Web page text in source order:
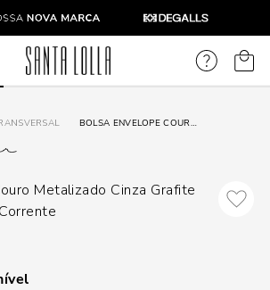
BOLSA ENVELOPE COURO METALIZADO CINZA GRAFITE ALÇA TRANSVERSAL CORRENTE
Metalizado Cinza Grafite